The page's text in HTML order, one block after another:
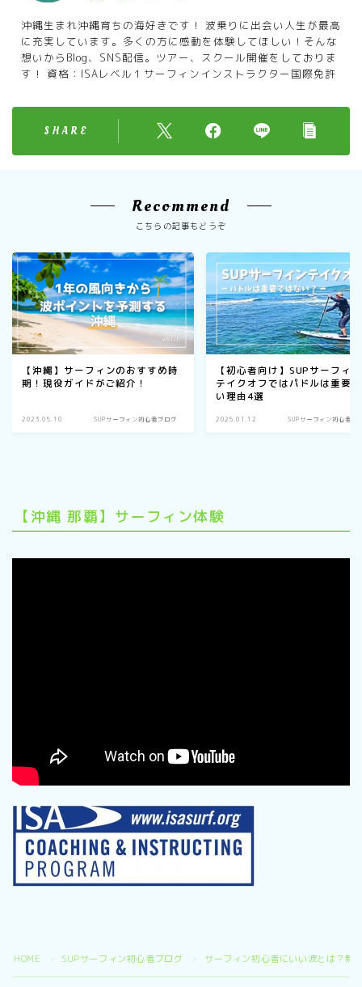
沖縄生まれ沖縄育ちの海好きです！ 波乗りに出会い人生が最高
に充実しています。多くの方に感動を体験してほしい！そんな
想いからBlog、SNS配信。ツアー、スクール開催をしておりま
す！ 資格：ISAレベル１サーフィンインストラクター国際免許
SHARE
Recommend
こちらの記事もどうぞ
【沖縄】サーフィンのおすすめ時
期！現役ガイドがご紹介！
2023.05.10 SUPサーフィン初心者ブログ
【初心者向け】SUPサーフィ
テイクオフではパドルは重要
い理由4選
2025.01.12 SUPサーフィン初心者ブ
【沖縄 那覇】サーフィン体験
HOME ＞ SUPサーフィン初心者ブログ ＞ サーフィン初心者にいい波とは？無